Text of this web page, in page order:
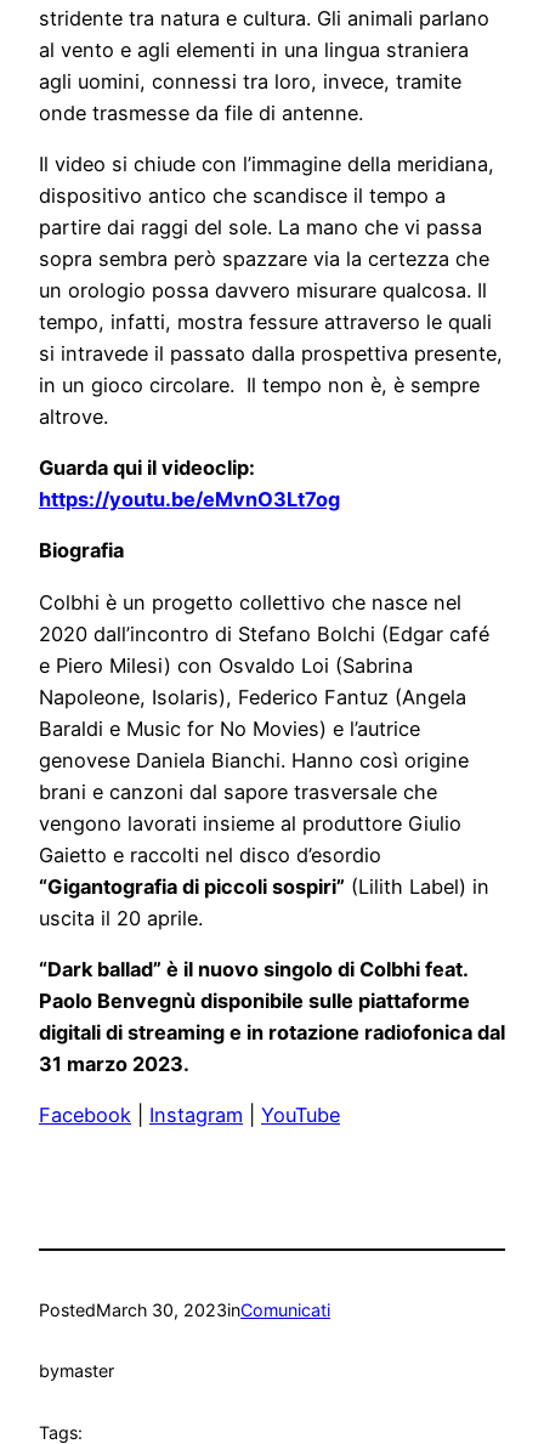
stridente tra natura e cultura. Gli animali parlano
al vento e agli elementi in una lingua straniera
agli uomini, connessi tra loro, invece, tramite
onde trasmesse da file di antenne.
Il video si chiude con l’immagine della meridiana,
dispositivo antico che scandisce il tempo a
partire dai raggi del sole. La mano che vi passa
sopra sembra però spazzare via la certezza che
un orologio possa davvero misurare qualcosa. Il
tempo, infatti, mostra fessure attraverso le quali
si intravede il passato dalla prospettiva presente,
in un gioco circolare. Il tempo non è, è sempre
altrove.
Guarda qui il videoclip:
https://youtu.be/eMvnO3Lt7og
Biografia
Colbhi è un progetto collettivo che nasce nel
2020 dall’incontro di Stefano Bolchi (Edgar café
e Piero Milesi) con Osvaldo Loi (Sabrina
Napoleone, Isolaris), Federico Fantuz (Angela
Baraldi e Music for No Movies) e l’autrice
genovese Daniela Bianchi. Hanno così origine
brani e canzoni dal sapore trasversale che
vengono lavorati insieme al produttore Giulio
Gaietto e raccolti nel disco d’esordio
“Gigantografia di piccoli sospiri” (Lilith Label) in
uscita il 20 aprile.
“Dark ballad” è il nuovo singolo di Colbhi feat.
Paolo Benvegnù disponibile sulle piattaforme
digitali di streaming e in rotazione radiofonica dal
31 marzo 2023.
Facebook Instagram YouTube
PostedMarch 30, 2023inComunicati
bymaster
Tags: